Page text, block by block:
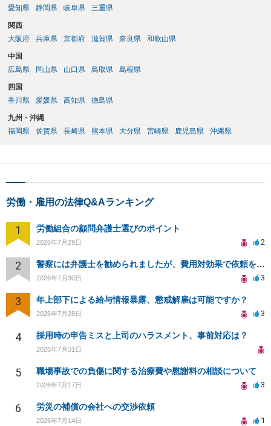
愛知県
静岡県 岐阜県 三重県
関西
大阪府
兵庫県 京都府 滋賀県 奈良県 和歌山県
中国
広島県
岡山県 山口県 鳥取県 島根県
四国
香川県
愛媛県 高知県 徳島県
九州・沖縄
福岡県
佐賀県 長崎県 熊本県 大分県 宮崎県 鹿児島県 沖縄県
労働・雇用の法律Q&Aランキング
1 労働組合の顧問弁護士選びのポイント
2026年7月29日 2
2 警察には弁護士を勧められましたが、費用対効果で依頼をすることを躊躇しています。
2026年7月30日 3
3 年上部下による給与情報暴露、懲戒解雇は可能ですか？
2026年7月28日 3
4 採用時の申告ミスと上司のハラスメント、事前対応は？
2026年7月31日
5 職場事故での負傷に関する治療費や慰謝料の相談について
2026年7月17日 3
6 労災の補償の会社への交渉依頼
2026年7月14日 1